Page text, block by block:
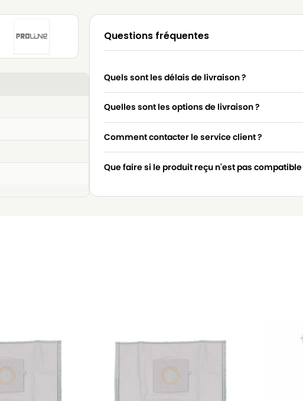
Questions fréquentes
Quels sont les délais de livraison ?
Quelles sont les options de livraison ?
Comment contacter le service client ?
Que faire si le produit reçu n'est pas compatible